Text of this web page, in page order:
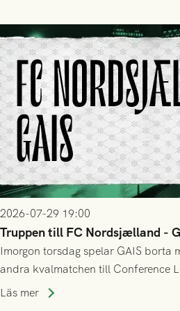
tennissiffror och det grönsvarta
2026-07-29 19:00
Truppen till FC Nordsjælland -
Imorgon torsdag spelar GAIS
andra kvalmatchen till Conference
Park! Fredrik Holmberg och
Läs mer